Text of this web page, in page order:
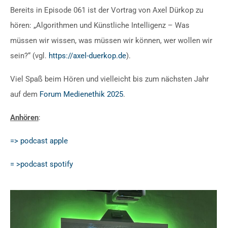
Bereits in Episode 061 ist der Vortrag von Axel Dürkop zu
hören: „Algorithmen und Künstliche Intelligenz – Was
müssen wir wissen, was müssen wir können, wer wollen wir
sein?“ (vgl. https://axel-duerkop.de).
Viel Spaß beim Hören und vielleicht bis zum nächsten Jahr
auf dem Forum Medienethik 2025.
Anhören:
=> podcast apple
= >podcast spotify